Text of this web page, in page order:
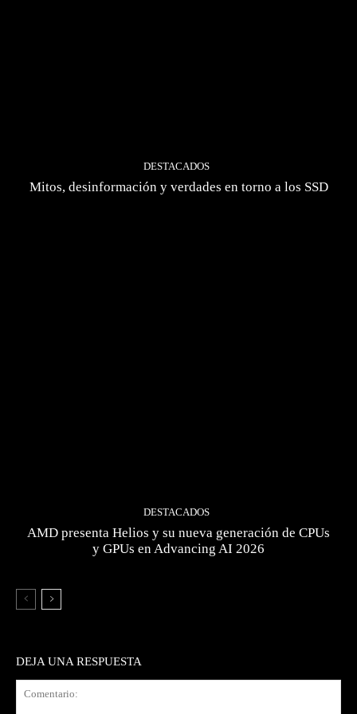
DESTACADOS
Mitos, desinformación y verdades en torno a los SSD
DESTACADOS
AMD presenta Helios y su nueva generación de CPUs
y GPUs en Advancing AI 2026
DEJA UNA RESPUESTA